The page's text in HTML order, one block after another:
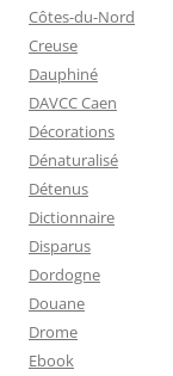
Côtes-du-Nord
Creuse
Dauphiné
DAVCC Caen
Décorations
Dénaturalisé
Détenus
Dictionnaire
Disparus
Dordogne
Douane
Drome
Ebook